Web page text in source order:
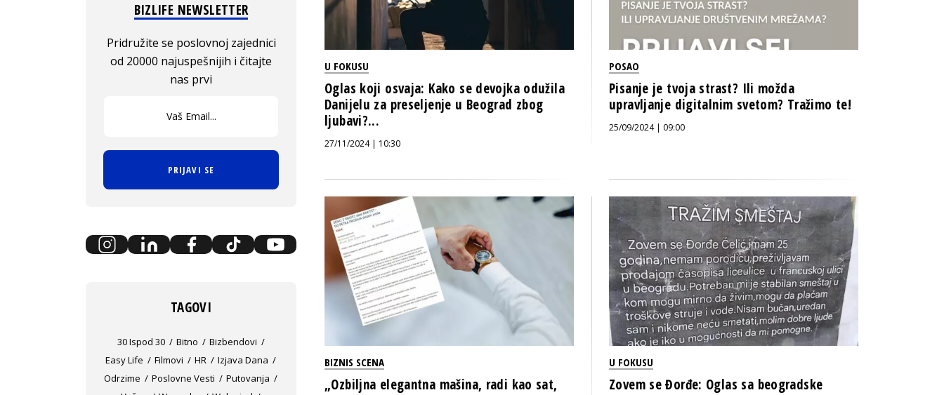
U FOKUSU
Oglas koji osvaja: Kako se devojka odužila
Danijelu za preseljenje u Beograd zbog
ljubavi?...
27/11/2024 | 10:30
POSAO
Pisanje je tvoja strast? Ili možda
upravljanje digitalnim svetom? Tražimo te!
25/09/2024 | 09:00
BIZNIS SCENA
„Ozbiljna elegantna mašina, radi kao sat,
U FOKUSU
Zovem se Đorđe: Oglas sa beogradske
BIZLIFE NEWSLETTER
Pridružite se poslovnoj zajednici
od 20000 najuspešnijih i čitajte
nas prvi
PRIJAVI SE
TAGOVI
30 Ispod 30 Bitno
Bizbendovi
Easy Life
Filmovi HR
Izjava Dana
Odrzime
Poslovne Vesti
Putovanja